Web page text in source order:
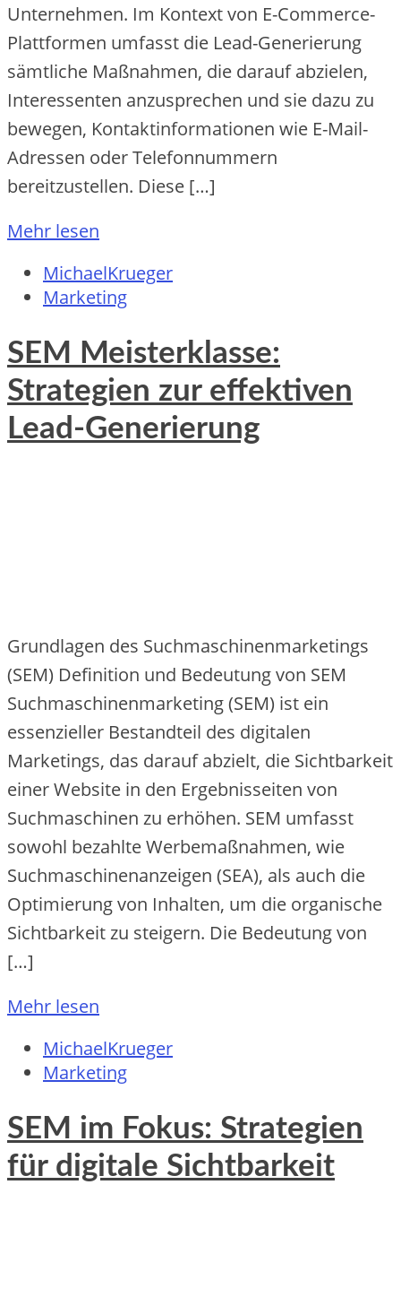
Unternehmen. Im Kontext von E-Commerce-
Plattformen umfasst die Lead-Generierung
sämtliche Maßnahmen, die darauf abzielen,
Interessenten anzusprechen und sie dazu zu
bewegen, Kontaktinformationen wie E-Mail-
Adressen oder Telefonnummern
bereitzustellen. Diese […]
Mehr lesen
MichaelKrueger
Marketing
SEM Meisterklasse:
Strategien zur effektiven
Lead-Generierung
Grundlagen des Suchmaschinenmarketings
(SEM) Definition und Bedeutung von SEM
Suchmaschinenmarketing (SEM) ist ein
essenzieller Bestandteil des digitalen
Marketings, das darauf abzielt, die Sichtbarkeit
einer Website in den Ergebnisseiten von
Suchmaschinen zu erhöhen. SEM umfasst
sowohl bezahlte Werbemaßnahmen, wie
Suchmaschinenanzeigen (SEA), als auch die
Optimierung von Inhalten, um die organische
Sichtbarkeit zu steigern. Die Bedeutung von
[…]
Mehr lesen
MichaelKrueger
Marketing
SEM im Fokus: Strategien
für digitale Sichtbarkeit